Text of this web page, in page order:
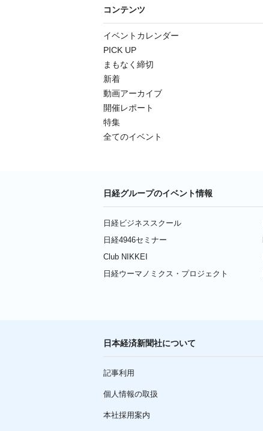
コンテンツ
イベントカレンダー
PICK UP
まもなく締切
新着
動画アーカイブ
開催レポート
特集
全てのイベント
日経グループのイベント情報
日経ビジネススクール
日経4946セミナー
Club NIKKEI
日経ウーマノミクス・プロジェクト
日本経済新聞社について
記事利用
個人情報の取扱
本社採用案内